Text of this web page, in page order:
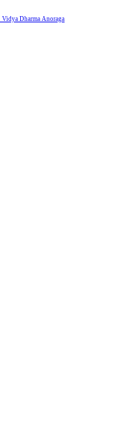
Vidya Dharma Anoraga